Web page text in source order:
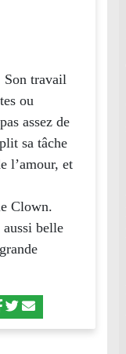
Son travail
ou
assez de
sa tâche
l’amour, et
Clown.
aussi belle